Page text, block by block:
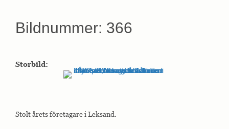
Bildnummer: 366
Storbild:
Stolt årets företagare i Leksand.